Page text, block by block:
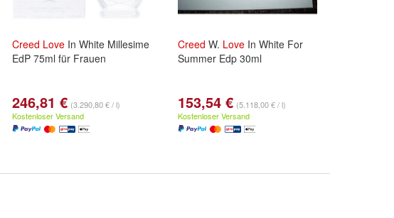
Creed Love In White Millesime
EdP 75ml für Frauen
246,81 € (3.290,80 € / l)
Kostenloser Versand
Creed W. Love In White For
Summer Edp 30ml
153,54 € (5.118,00 € / l)
Kostenloser Versand